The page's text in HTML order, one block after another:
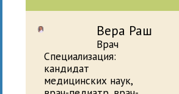
Вера Раш
Врач
Специализация:
кандидат
медицинских наук,